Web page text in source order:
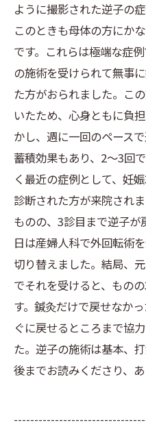
ように撮影された逆子の
このときも母体の方にか
です。これらは極端な症
の施術を受けられて無事
た方がおられました。こ
いたため、心身ともに負
かし、週に一回のペース
蓄積効果もあり、2〜3回
く最近の症例として、妊
診断された方が来院され
ものの、3診目まで逆子
日は産婦人科で外回転術
切り替えました。結局、
でそれを受けると、もの
す。鍼灸だけで戻せなか
ぐに戻せるところまで協
た。逆子の施術は基本、
後までお読みくださり、